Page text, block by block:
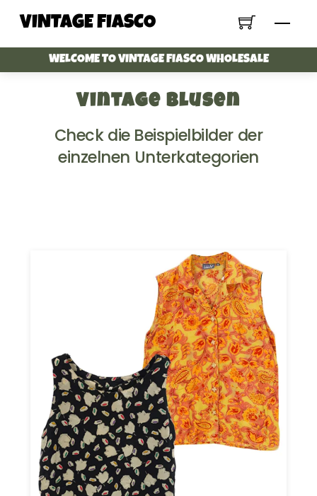
Menu
VINTAGE FIASCO
WELCOME TO VINTAGE FIASCO WHOLESALE
Vintage Blusen
Check die Beispielbilder der
einzelnen Unterkategorien